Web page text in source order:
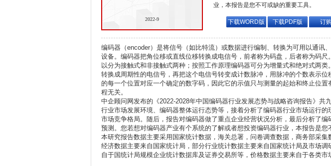
2022-9
业，本报告是您不可或缺的重要工具。
下载WORD版 下载PDF版 订
编码器（encoder）是将信号（如比特流）或数据进行编制、转换为可用以通讯
设备。编码器把角位移或直线位移转换成电信号，前者称为码盘，后者称为码尺
以分为接触式和非接触式两种；按照工作原理编码器可分为增量式和绝对式两
转换成周期性的电信号，再把这个电信号转变成计数脉冲，用脉冲的个数表示位
的每一个位置对应一个确定的数字码，因此它的示值只与测量的起始和终止位置
程无关。
中企顾问网发布的《2022-2028年中国编码器行业发展态势与战略咨询报告》共
行业市场发展环境、编码器整体运行态势等，接着分析了编码器行业市场运行的
市场竞争格局。随后，报告对编码器做了重点企业经营状况分析，最后分析了编
预测。您若想对编码器产业有个系统的了解或者想投资编码器行业，本报告是您
本研究报告数据主要采用国家统计数据，海关总署，问卷调查数据，商务部采集
经济数据主要来自国家统计局，部分行业统计数据主要来自国家统计局及市场调
自于国统计局规模企业统计数据库及证券交易所等，价格数据主要来自于各类市